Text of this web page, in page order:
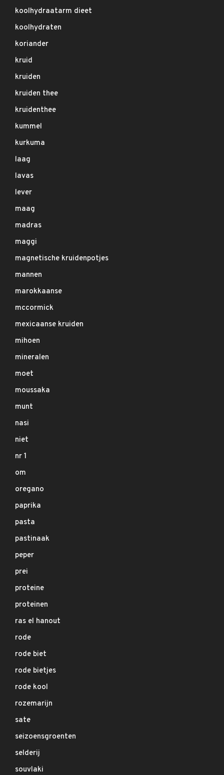
koolhydraatarm dieet
koolhydraten
koriander
kruid
kruiden
kruiden thee
kruidenthee
kummel
kurkuma
laag
lavas
lever
maag
madras
maggi
magnetische kruidenpotjes
mannen
marokkaanse
mccormick
mexicaanse kruiden
mihoen
mineralen
moet
moussaka
munt
nasi
niet
nr 1
om
oregano
paprika
pasta
pastinaak
peper
prei
proteine
proteinen
ras el hanout
rode
rode biet
rode bietjes
rode kool
rozemarijn
sate
seizoensgroenten
selderij
souvlaki